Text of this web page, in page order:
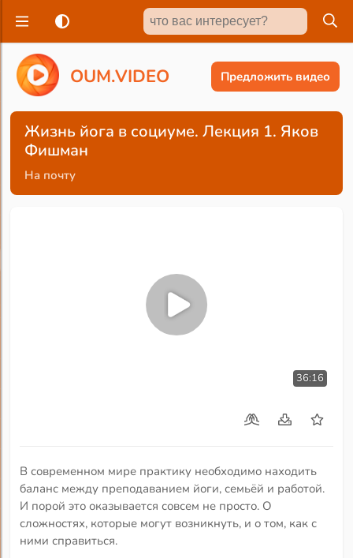
OUM.VIDEO Предложить видео
Жизнь йога в социуме. Лекция 1. Яков
Фишман
На почту
36:16
В современном мире практику необходимо находить
баланс между преподаванием йоги, семьёй и работой.
И порой это оказывается совсем не просто. О
сложностях, которые могут возникнуть, и о том, как с
ними справиться.